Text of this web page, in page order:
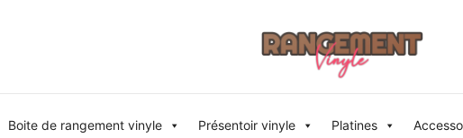
Boite de rangement vinyle Présentoir vinyle Platines